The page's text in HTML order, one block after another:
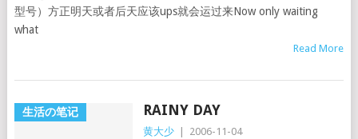
型号）方正明天或者后天应该ups就会运过来Now only waiting
what
Read More
生活の笔记 RAINY DAY
黄大少 2006-11-04